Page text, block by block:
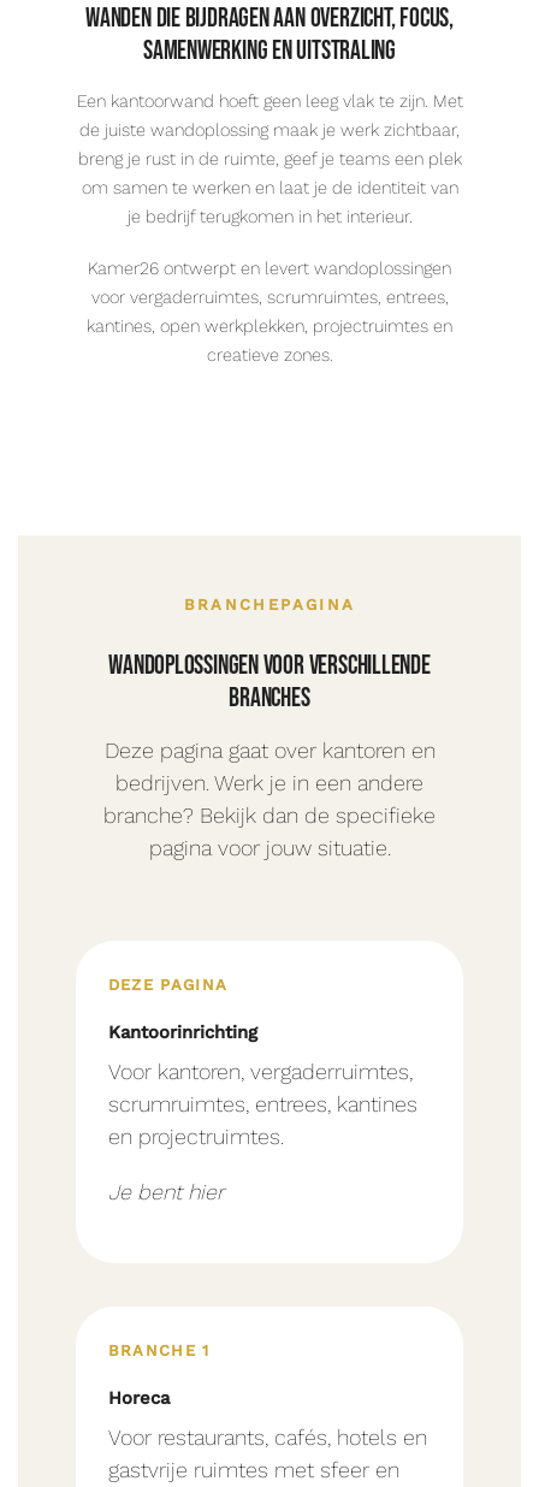
Wanden die bijdragen aan overzicht, focus,
samenwerking en uitstraling
Een kantoorwand hoeft geen leeg vlak te zijn. Met
de juiste wandoplossing maak je werk zichtbaar,
breng je rust in de ruimte, geef je teams een plek
om samen te werken en laat je de identiteit van
je bedrijf terugkomen in het interieur.
Kamer26 ontwerpt en levert wandoplossingen
voor vergaderruimtes, scrumruimtes, entrees,
kantines, open werkplekken, projectruimtes en
creatieve zones.
BRANCHEPAGINA
Wandoplossingen voor verschillende
branches
Deze pagina gaat over kantoren en
bedrijven. Werk je in een andere
branche? Bekijk dan de specifieke
pagina voor jouw situatie.
DEZE PAGINA
Kantoorinrichting
Voor kantoren, vergaderruimtes,
scrumruimtes, entrees, kantines
en projectruimtes.
Je bent hier
BRANCHE 1
Horeca
Voor restaurants, cafés, hotels en
gastvrije ruimtes met sfeer en